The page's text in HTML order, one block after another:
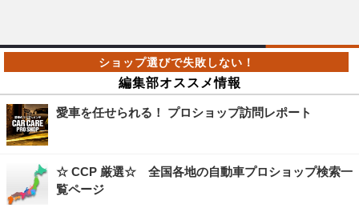
編集部オススメ情報
愛車を任せられる！ プロショップ訪問レポート
☆ CCP 厳選☆ 全国各地の自動車プロショップ検索一
覧ページ